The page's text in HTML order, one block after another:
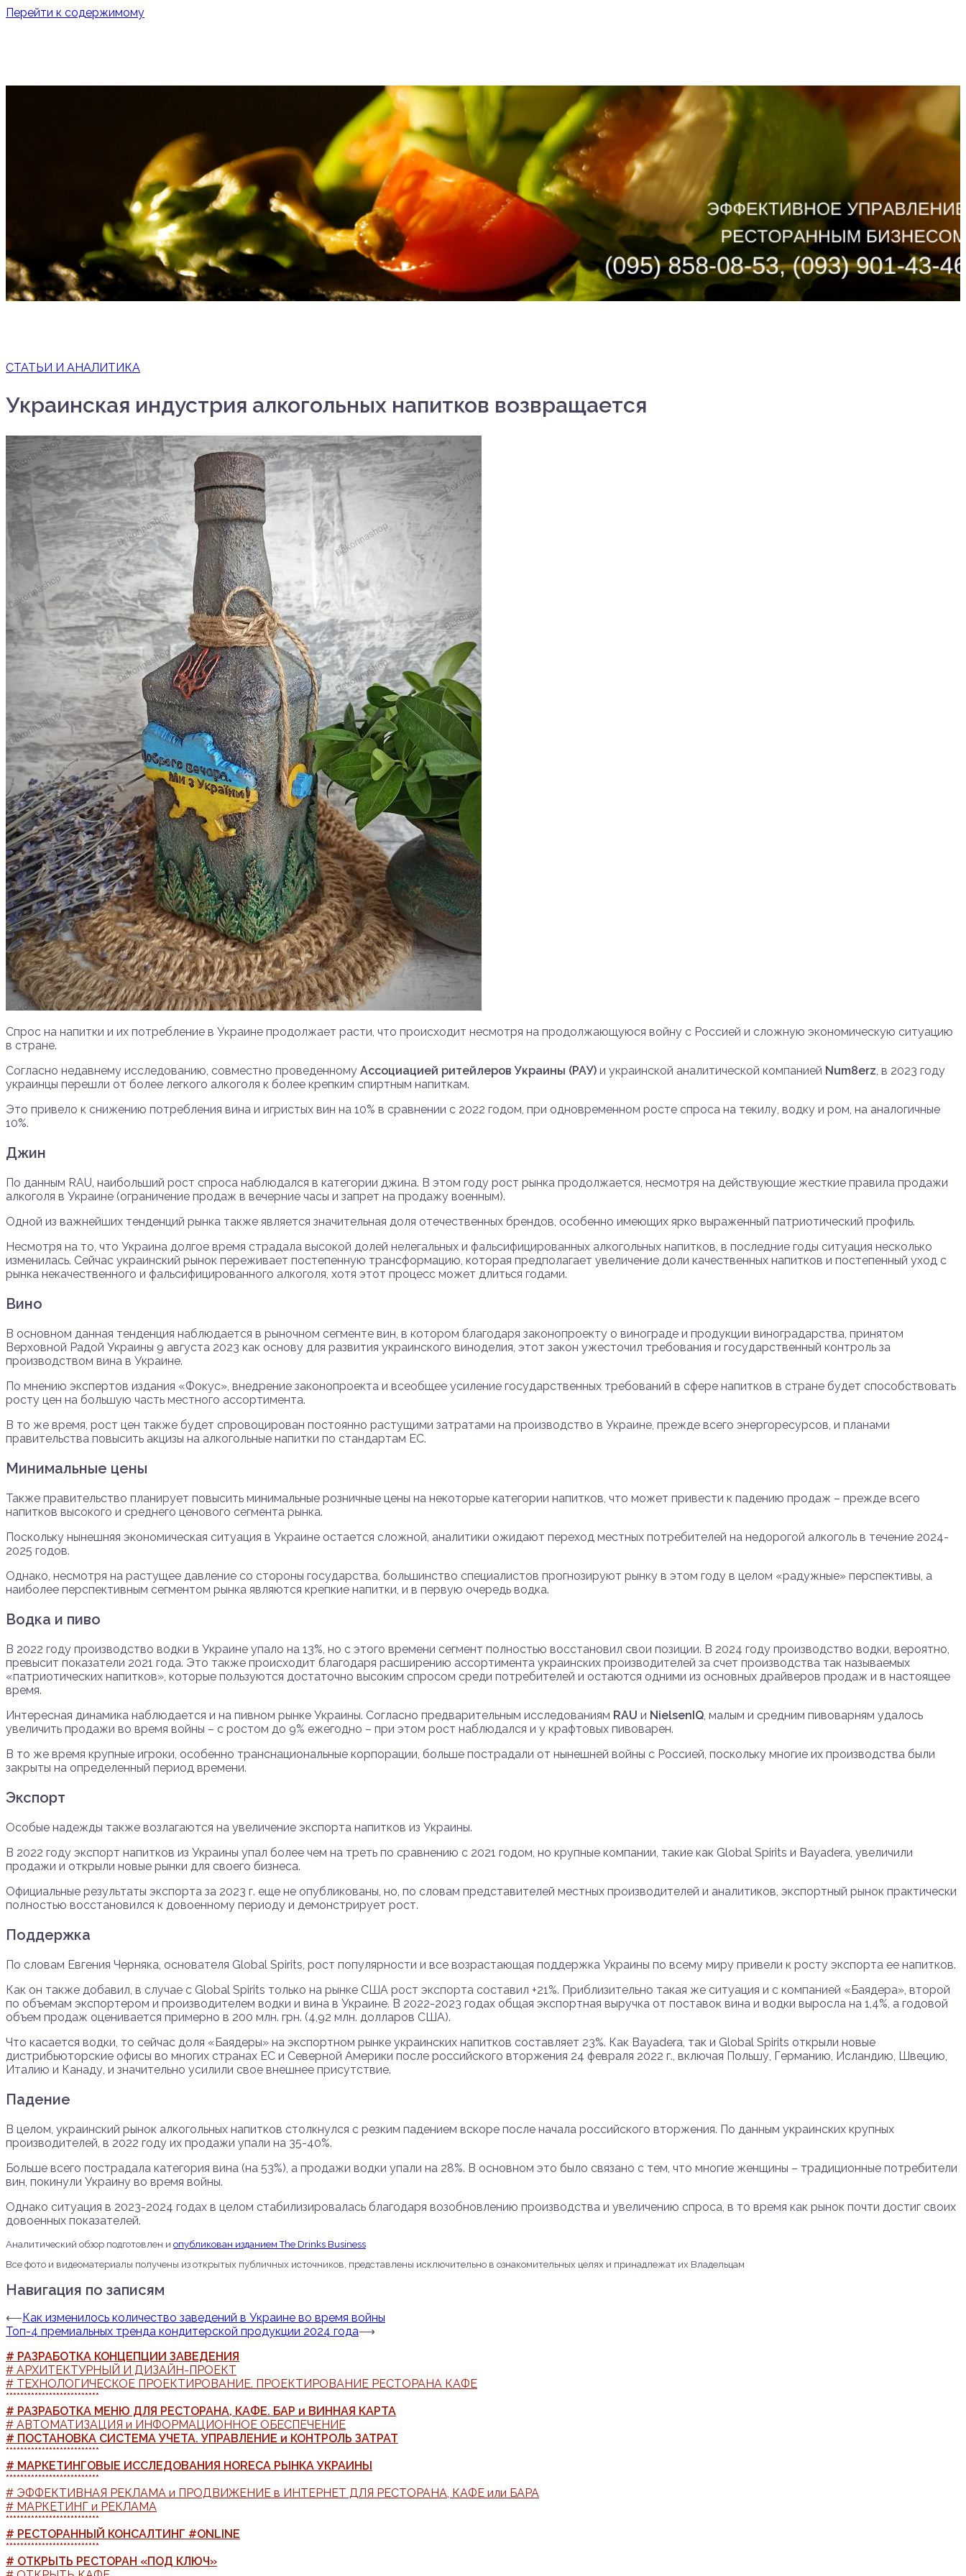
Перейти к содержимому
СТАТЬИ И АНАЛИТИКА
Украинская индустрия алкогольных напитков возвращается
Спрос на напитки и их потребление в Украине продолжает расти, что происходит несмотря на продолжающуюся войну с Россией и сложную экономическую ситуацию
в стране.
Согласно недавнему исследованию, совместно проведенному Ассоциацией ритейлеров Украины (РАУ) и украинской аналитической компанией Num8erz , в 2023 году
украинцы перешли от более легкого алкоголя к более крепким спиртным напиткам.
Это привело к снижению потребления вина и игристых вин на 10% в сравнении с 2022 годом, при одновременном росте спроса на текилу, водку и ром, на аналогичные
10%.
Джин
По данным RAU, наибольший рост спроса наблюдался в категории джина. В этом году рост рынка продолжается, несмотря на действующие жесткие правила продажи
алкоголя в Украине (ограничение продаж в вечерние часы и запрет на продажу военным).
Одной из важнейших тенденций рынка также является значительная доля отечественных брендов, особенно имеющих ярко выраженный патриотический профиль.
Несмотря на то, что Украина долгое время страдала высокой долей нелегальных и фальсифицированных алкогольных напитков, в последние годы ситуация несколько
изменилась. Сейчас украинский рынок переживает постепенную трансформацию, которая предполагает увеличение доли качественных напитков и постепенный уход с
рынка некачественного и фальсифицированного алкоголя, хотя этот процесс может длиться годами.
Вино
В основном данная тенденция наблюдается в рыночном сегменте вин, в котором благодаря законопроекту о винограде и продукции виноградарства, принятом
Верховной Радой Украины 9 августа 2023 как основу для развития украинского виноделия, этот закон ужесточил требования и государственный контроль за
производством вина в Украине.
По мнению экспертов издания «Фокус», внедрение законопроекта и всеобщее усиление государственных требований в сфере напитков в стране будет способствовать
росту цен на большую часть местного ассортимента.
В то же время, рост цен также будет спровоцирован постоянно растущими затратами на производство в Украине, прежде всего энергоресурсов, и планами
правительства повысить акцизы на алкогольные напитки по стандартам ЕС.
Минимальные цены
Также правительство планирует повысить минимальные розничные цены на некоторые категории напитков, что может привести к падению продаж – прежде всего
напитков высокого и среднего ценового сегмента рынка.
Поскольку нынешняя экономическая ситуация в Украине остается сложной, аналитики ожидают переход местных потребителей на недорогой алкоголь в течение 2024-
2025 годов.
Однако, несмотря на растущее давление со стороны государства, большинство специалистов прогнозируют рынку в этом году в целом «радужные» перспективы, а
наиболее перспективным сегментом рынка являются крепкие напитки, и в первую очередь водка.
Водка и пиво
В 2022 году производство водки в Украине упало на 13%, но с этого времени сегмент полностью восстановил свои позиции. В 2024 году производство водки, вероятно,
превысит показатели 2021 года. Это также происходит благодаря расширению ассортимента украинских производителей за счет производства так называемых
«патриотических напитков», которые пользуются достаточно высоким спросом среди потребителей и остаются одними из основных драйверов продаж и в настоящее
время.
Интересная динамика наблюдается и на пивном рынке Украины. Согласно предварительным исследованиям RAU и NielsenIQ , малым и средним пивоварням удалось
увеличить продажи во время войны – с ростом до 9% ежегодно – при этом рост наблюдался и у крафтовых пивоварен.
В то же время крупные игроки, особенно транснациональные корпорации, больше пострадали от нынешней войны с Россией, поскольку многие их производства были
закрыты на определенный период времени.
Экспорт
Особые надежды также возлагаются на увеличение экспорта напитков из Украины.
В 2022 году экспорт напитков из Украины упал более чем на треть по сравнению с 2021 годом, но крупные компании, такие как Global Spirits и Bayadera, увеличили
продажи и открыли новые рынки для своего бизнеса.
Официальные результаты экспорта за 2023 г. еще не опубликованы, но, по словам представителей местных производителей и аналитиков, экспортный рынок практически
полностью восстановился к довоенному периоду и демонстрирует рост.
Поддержка
По словам Евгения Черняка, основателя Global Spirits, рост популярности и все возрастающая поддержка Украины по всему миру привели к росту экспорта ее напитков.
Как он также добавил, в случае с Global Spirits только на рынке США рост экспорта составил +21%. Приблизительно такая же ситуация и с компанией «Баядера», второй
по объемам экспортером и производителем водки и вина в Украине. В 2022-2023 годах общая экспортная выручка от поставок вина и водки выросла на 1,4%, а годовой
объем продаж оценивается примерно в 200 млн. грн. (4,92 млн. долларов США).
Что касается водки, то сейчас доля «Баядеры» на экспортном рынке украинских напитков составляет 23%. Как Bayadera, так и Global Spirits открыли новые
дистрибьюторские офисы во многих странах ЕС и Северной Америки после российского вторжения 24 февраля 2022 г., включая Польшу, Германию, Исландию, Швецию,
Италию и Канаду, и значительно усилили свое внешнее присутствие.
Падение
В целом, украинский рынок алкогольных напитков столкнулся с резким падением вскоре после начала российского вторжения. По данным украинских крупных
производителей, в 2022 году их продажи упали на 35-40%.
Больше всего пострадала категория вина (на 53%), а продажи водки упали на 28%. В основном это было связано с тем, что многие женщины – традиционные потребители
вин, покинули Украину во время войны.
Однако ситуация в 2023-2024 годах в целом стабилизировалась благодаря возобновлению производства и увеличению спроса, в то время как рынок почти достиг своих
довоенных показателей.
Аналитический обзор подготовлен и опубликован изданием The Drinks Business
Все фото и видеоматериалы получены из открытых публичных источников, представлены исключительно в ознакомительных целях и принадлежат их Владельцам
Навигация по записям
⟵Как изменилось количество заведений в Украине во время войны
Топ-4 премиальных тренда кондитерской продукции 2024 года⟶
# РАЗРАБОТКА КОНЦЕПЦИИ ЗАВЕДЕНИЯ
# АРХИТЕКТУРНЫЙ И ДИЗАЙН-ПРОЕКТ
# ТЕХНОЛОГИЧЕСКОЕ ПРОЕКТИРОВАНИЕ. ПРОЕКТИРОВАНИЕ РЕСТОРАНА КАФЕ
**************************
# РАЗРАБОТКА МЕНЮ ДЛЯ РЕСТОРАНА, КАФЕ. БАР и ВИННАЯ КАРТА
# АВТОМАТИЗАЦИЯ и ИНФОРМАЦИОННОЕ ОБЕСПЕЧЕНИЕ
# ПОСТАНОВКА СИСТЕМА УЧЕТА. УПРАВЛЕНИЕ и КОНТРОЛЬ ЗАТРАТ
**************************
# МАРКЕТИНГОВЫЕ ИССЛЕДОВАНИЯ HORECA РЫНКА УКРАИНЫ
**************************
# ЭФФЕКТИВНАЯ РЕКЛАМА и ПРОДВИЖЕНИЕ в ИНТЕРНЕТ ДЛЯ РЕСТОРАНА, КАФЕ или БАРА
# МАРКЕТИНГ и РЕКЛАМА
**************************
# РЕСТОРАННЫЙ КОНСАЛТИНГ #ONLINE
**************************
# ОТКРЫТЬ РЕСТОРАН «ПОД КЛЮЧ»